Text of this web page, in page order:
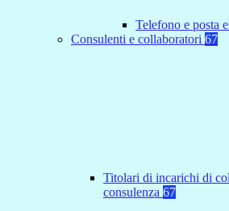
Telefono e posta
Consulenti e collaboratori 67
Titolari di incarichi di
consulenza 67